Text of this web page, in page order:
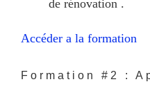
de rénovation .
Accéder a la formation
Formation #2 :